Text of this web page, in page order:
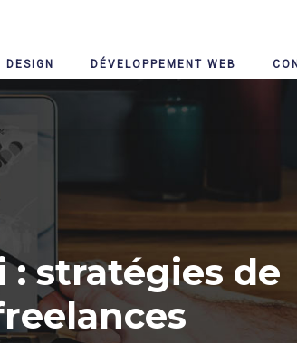
DESIGN DÉVELOPPEMENT WEB
: stratégies de